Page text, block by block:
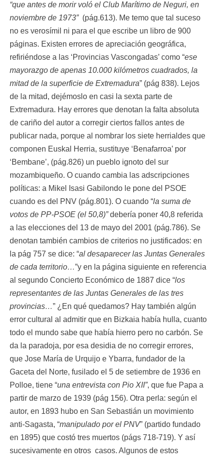
“que antes de morir voló el Club Marítimo de Neguri, en
noviembre de 1973” (pág.613). Me temo que tal suceso
no es verosímil ni para el que escribe un libro de 900
páginas. Existen errores de apreciación geográfica,
refiriéndose a las ‘Provincias Vascongadas’ como “ese
mayorazgo de apenas 10.000 kilómetros cuadrados, la
mitad de la superficie de Extremadura” (pág 838). Lejos
de la mitad, dejémoslo en casi la sexta parte de
Extremadura. Hay errores que denotan la falta absoluta
de cariño del autor a corregir ciertos fallos antes de
publicar nada, porque al nombrar los siete herrialdes que
componen Euskal Herria, sustituye ‘Benafarroa’ por
‘Bembane’, (pág.826) un pueblo ignoto del sur
mozambiqueño. O cuando cambia las adscripciones
políticas: a Mikel Isasi Gabilondo le pone del PSOE
cuando es del PNV (pág.801). O cuando “la suma de
votos de PP-PSOE (el 50,8)”debería poner 40,8 referida
a las elecciones del 13 de mayo del 2001 (pág.786). Se
denotan también cambios de criterios no justificados: en
la pág 757 se dice: “al desaparecer las Juntas Generales
de cada territorio…”y en la página siguiente en referencia
al segundo Concierto Económico de 1887 dice “los
representantes de las Juntas Generales de las tres
provincias…” ¿En qué quedamos? Hay también algún
error cultural al admitir que en Bizkaia había hulla, cuanto
todo el mundo sabe que había hierro pero no carbón. Se
da la paradoja, por esa desidia de no corregir errores,
que Jose María de Urquijo e Ybarra, fundador de la
Gaceta del Norte, fusilado el 5 de setiembre de 1936 en
Polloe, tiene “una entrevista con Pio XII”, que fue Papa a
partir de marzo de 1939 (pág 156). Otra perla: según el
autor, en 1893 hubo en San Sebastián un movimiento
anti-Sagasta, “manipulado por el PNV” (partido fundado
en 1895) que costó tres muertos (págs 718-719). Y así
sucesivamente en otros casos. Algunos de estos